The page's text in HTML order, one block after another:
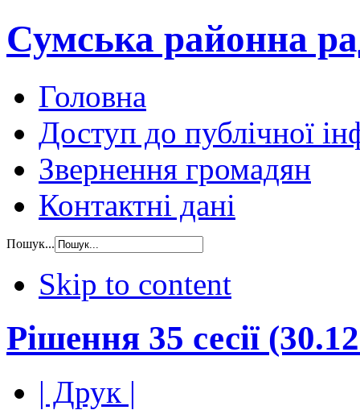
Сумська районна
Головна
Доступ до публічної
Звернення громадян
Контактні дані
Пошук...
Skip to content
Рішення 35 сесії
| Друк |